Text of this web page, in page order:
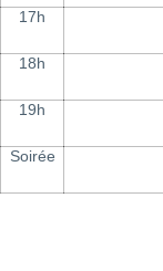
17h
18h
19h
Soirée